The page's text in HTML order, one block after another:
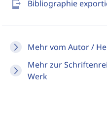
send_to_mobile Bibliographie
Mehr vom Autor /
Mehr zur
Werk